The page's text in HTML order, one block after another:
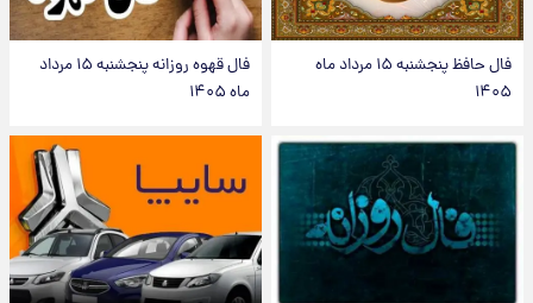
فال حافظ پنجشنبه ۱۵ مرداد ماه
۱۴۰۵
فال قهوه روزانه پنجشنبه ۱۵ مرداد
ماه ۱۴۰۵